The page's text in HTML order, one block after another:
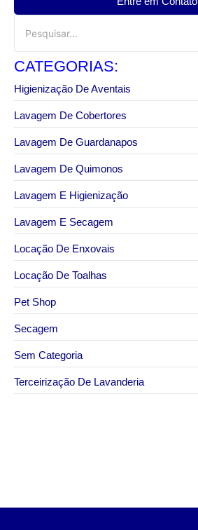
CATEGORIAS:
Higienização De Aventais
Lavagem De Cobertores
Lavagem De Guardanapos
Lavagem De Quimonos
Lavagem E Higienização
Lavagem E Secagem
Locação De Enxovais
Locação De Toalhas
Pet Shop
Secagem
Sem Categoria
Terceirização De Lavanderia